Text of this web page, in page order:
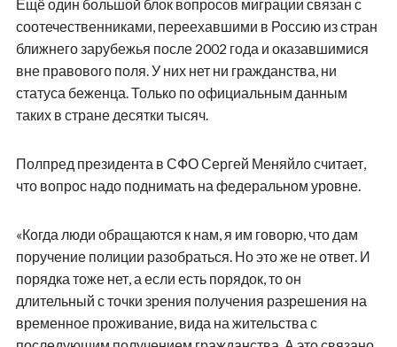
Ещё один большой блок вопросов миграции связан с
соотечественниками, переехавшими в Россию из стран
ближнего зарубежья после 2002 года и оказавшимися
вне правового поля. У них нет ни гражданства, ни
статуса беженца. Только по официальным данным
таких в стране десятки тысяч.
Полпред президента в СФО Сергей Меняйло считает,
что вопрос надо поднимать на федеральном уровне.
«Когда люди обращаются к нам, я им говорю, что дам
поручение полиции разобраться. Но это же не ответ. И
порядка тоже нет, а если есть порядок, то он
длительный с точки зрения получения разрешения на
временное проживание, вида на жительства с